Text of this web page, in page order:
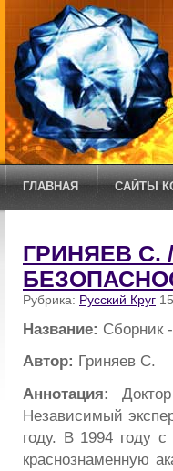
ГЛАВНАЯ САЙТЫ
ГРИНЯЕВ
Рубрика: Русский Круг
Название: Сборник
Автор: Гриняев С.
Аннотация:
Независимый
году. В 1994 году
краснознаменную